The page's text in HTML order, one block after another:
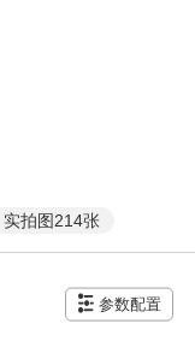
实拍图214张
参数配置